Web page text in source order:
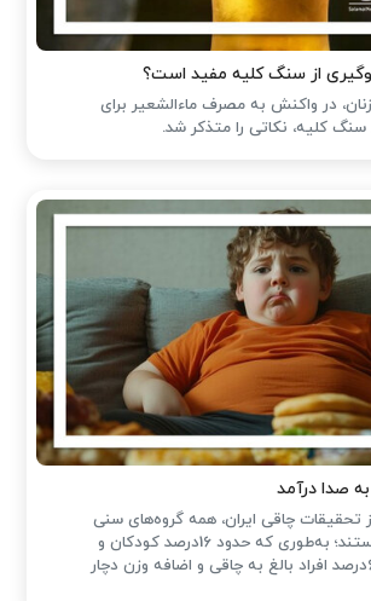
از سنگ کلیه مفید است؟
در واکنش به مصرف ماءالشعیر برای
کلیه، نکاتی را متذکر شد.
صدا درآمد
چاقی ایران، همه گروه‌های سنی
تحت‌تأثیر چاقی هستند؛ به‌طوری که حدود 16درصد کودکان و
نوجوانان و حدود 60درصد افراد بالغ به چاقی و اضافه وزن دچار